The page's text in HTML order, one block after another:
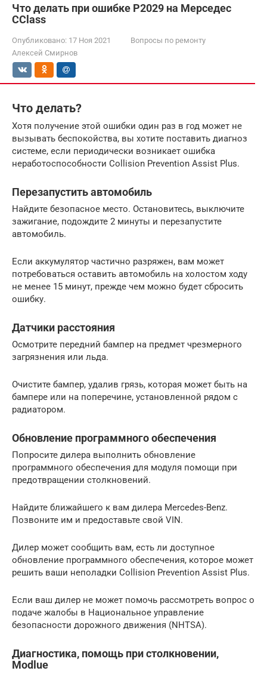
Что делать при ошибке P2029 на Мерседес
CClass
Опубликовано: 17 Ноя 2021
Вопросы по ремонту
Алексей Смирнов
Что делать?
Хотя получение этой ошибки один раз в год может не
вызывать беспокойства, вы хотите поставить диагноз
системе, если периодически возникает ошибка
неработоспособности Collision Prevention Assist Plus.
Перезапустить автомобиль
Найдите безопасное место. Остановитесь, выключите
зажигание, подождите 2 минуты и перезапустите
автомобиль.
Если аккумулятор частично разряжен, вам может
потребоваться оставить автомобиль на холостом ходу
не менее 15 минут, прежде чем можно будет сбросить
ошибку.
Датчики расстояния
Осмотрите передний бампер на предмет чрезмерного
загрязнения или льда.
Очистите бампер, удалив грязь, которая может быть на
бампере или на поперечине, установленной рядом с
радиатором.
Обновление программного обеспечения
Попросите дилера выполнить обновление
программного обеспечения для модуля помощи при
предотвращении столкновений.
Найдите ближайшего к вам дилера Mercedes-Benz.
Позвоните им и предоставьте свой VIN.
Дилер может сообщить вам, есть ли доступное
обновление программного обеспечения, которое может
решить ваши неполадки Collision Prevention Assist Plus.
Если ваш дилер не может помочь рассмотреть вопрос о
подаче жалобы в Национальное управление
безопасности дорожного движения (NHTSA).
Диагностика, помощь при столкновении,
Modlue